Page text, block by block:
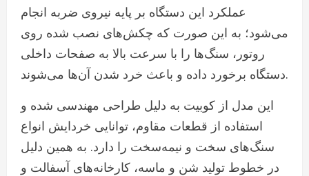
عملکرد این دستگاه بر پایه نیروی ضربه انجام
می‌شود؛ به این صورت که چکش‌های نصب شده روی
روتور، سنگ‌ها را با سرعت بالا به صفحات داخلی
دستگاه برخورد داده و باعث خرد شدن آن‌ها می‌شوند.
این مدل از کوبیت به دلیل طراحی مهندسی شده و
استفاده از قطعات مقاوم، توانایی خردایش انواع
سنگ‌های سخت و نیمه‌سخت را دارد. به همین دلیل
در خطوط تولید شن و ماسه، کارخانه‌های آسفالت و